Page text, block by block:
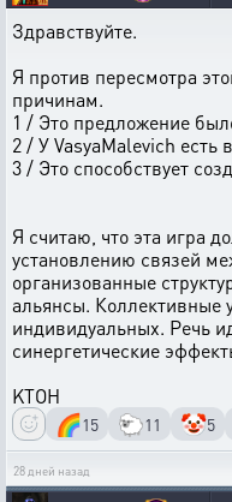
Здравствуйте.
Я против пересмотра
причинам.
1 / Это предложение
2 / У VasyaMalevich есть
3 / Это способствует
Я считаю, что эта игра
установлению связей
организованные
альянсы. Коллективные
индивидуальных. Речь
синергетические
KTOH
🌈15 🐑11 🤡5
28 дней назад